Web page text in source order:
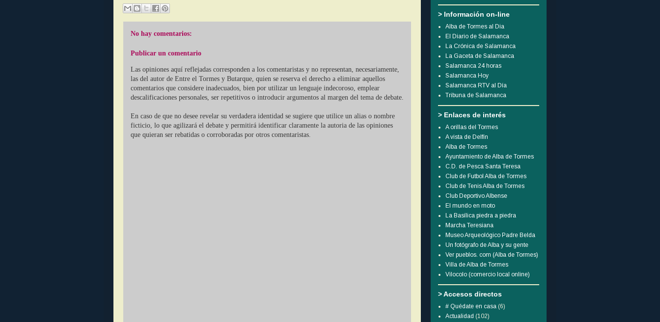
No hay comentarios:
Publicar un comentario
Las opiniones aquí reflejadas corresponden a los comentaristas y no representan, necesariamente,
las del autor de Entre el Tormes y Butarque, quien se reserva el derecho a eliminar aquellos
comentarios que considere inadecuados, bien por utilizar un lenguaje indecoroso, emplear
descalificaciones personales, ser repetitivos o introducir argumentos al margen del tema de debate.
En caso de que no desee revelar su verdadera identidad se sugiere que utilice un alias o nombre
ficticio, lo que agilizará el debate y permitirá identificar claramente la autoria de las opiniones
que quieran ser rebatidas o corroboradas por otros comentaristas.
> Información on-line
Alba de Tormes al Dia
El Diario de Salamanca
La Crónica de Salamanca
La Gaceta de Salamanca
Salamanca 24 horas
Salamanca Hoy
Salamanca RTV al Día
Tribuna de Salamanca
> Enlaces de interés
A orillas del Tormes
A vista de Delfín
Alba de Tormes
Ayuntamiento de Alba de Tormes
C.D. de Pesca Santa Teresa
Club de Futbol Alba de Tormes
Club de Tenis Alba de Tormes
Club Deportivo Albense
El mundo en moto
La Basílica piedra a piedra
Marcha Teresiana
Museo Arqueológico Padre Belda
Un fotógrafo de Alba y su gente
Ver pueblos. com (Alba de Tormes)
Villa de Alba de Tormes
Vilocolo (comercio local online)
> Accesos directos
# Quédate en casa (6)
Actualidad (102)